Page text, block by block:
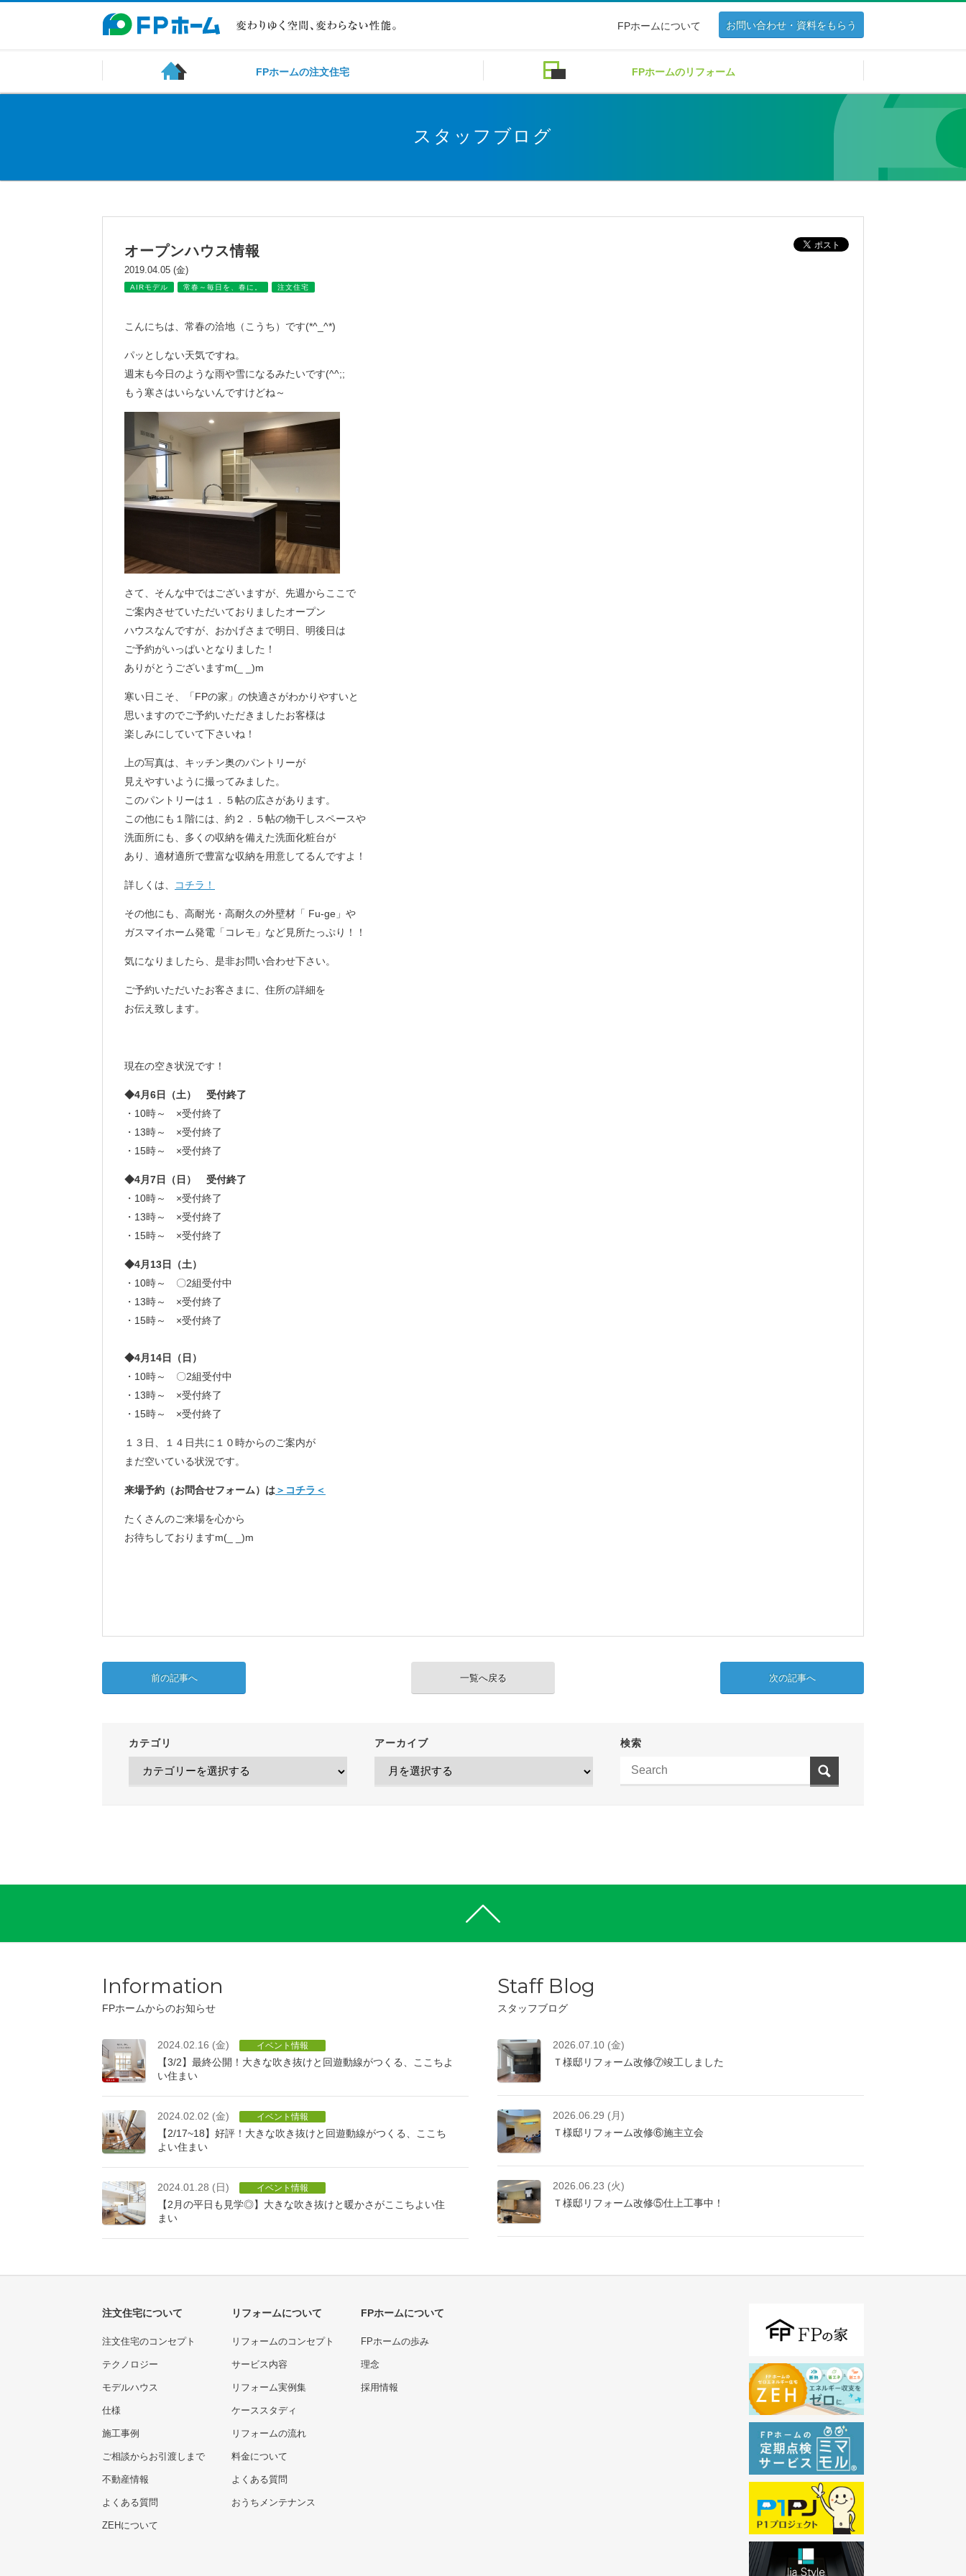
FPホームについて お問い合わせ・資料をもらう
FPホームの注文住宅 FPホームのリフォーム
スタッフブログ
オープンハウス情報
2019.04.05 (金)
AIRモデル 常春～毎日を、春に。 注文住宅
こんにちは、常春の洽地（こうち）です(*^_^*)
パッとしない天気ですね。
週末も今日のような雨や雪になるみたいです(^^;;
もう寒さはいらないんですけどね～
さて、そんな中ではございますが、先週からここで
ご案内させていただいておりましたオープン
ハウスなんですが、おかげさまで明日、明後日は
ご予約がいっぱいとなりました！
ありがとうございますm(_ _)m
寒い日こそ、「FPの家」の快適さがわかりやすいと
思いますのでご予約いただきましたお客様は
楽しみにしていて下さいね！
上の写真は、キッチン奥のパントリーが
見えやすいように撮ってみました。
このパントリーは１．５帖の広さがあります。
この他にも１階には、約２．５帖の物干しスペースや
洗面所にも、多くの収納を備えた洗面化粧台が
あり、適材適所で豊富な収納を用意してるんですよ！
詳しくは、 コチラ！
その他にも、高耐光・高耐久の外壁材「 Fu-ge」や
ガスマイホーム発電「コレモ」など見所たっぷり！！
気になりましたら、是非お問い合わせ下さい。
ご予約いただいたお客さまに、住所の詳細を
お伝え致します。
現在の空き状況です！
◆4月6日（土） 受付終了
・10時～ ×受付終了
・13時～ ×受付終了
・15時～ ×受付終了
◆4月7日（日） 受付終了
・10時～ ×受付終了
・13時～ ×受付終了
・15時～ ×受付終了
◆4月13日（土）
・10時～ 〇2組受付中
・13時～ ×受付終了
・15時～ ×受付終了
◆4月14日（日）
・10時～ 〇2組受付中
・13時～ ×受付終了
・15時～ ×受付終了
１３日、１４日共に１０時からのご案内が
まだ空いている状況です。
来場予約（お問合せフォーム）は＞コチラ＜
たくさんのご来場を心から
お待ちしておりますm(_ _)m
前の記事へ 次の記事へ
一覧へ戻る
カテゴリ アーカイブ 検索
Information
FPホームからのお知らせ
2024.02.16 (金) イベント情報
【3/2】最終公開！大きな吹き抜けと回遊動線がつくる、ここちよ
い住まい
2024.02.02 (金) イベント情報
【2/17~18】好評！大きな吹き抜けと回遊動線がつくる、ここち
よい住まい
2024.01.28 (日) イベント情報
【2月の平日も見学◎】大きな吹き抜けと暖かさがここちよい住
まい
Staff Blog
スタッフブログ
2026.07.10 (金)
Ｔ様邸リフォーム改修⑦竣工しました
2026.06.29 (月)
Ｔ様邸リフォーム改修⑥施主立会
2026.06.23 (火)
Ｔ様邸リフォーム改修⑤仕上工事中！
注文住宅について
注文住宅のコンセプト
テクノロジー
モデルハウス
仕様
施工事例
ご相談からお引渡しまで
不動産情報
よくある質問
ZEHについて
リフォームについて
リフォームのコンセプト
サービス内容
リフォーム実例集
ケーススタディ
リフォームの流れ
料金について
よくある質問
おうちメンテナンス
FPホームについて
FPホームの歩み
理念
採用情報